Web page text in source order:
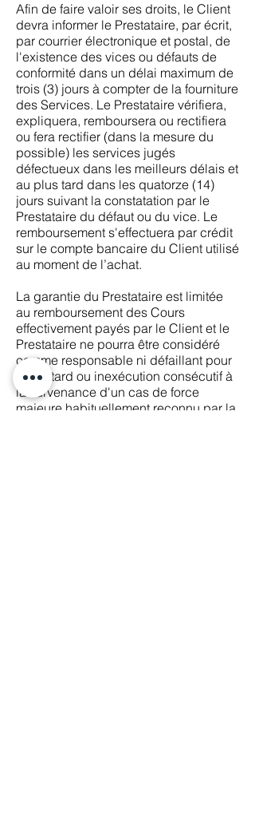
Afin de faire valoir ses droits, le Client
devra informer le Prestataire, par écrit,
par courrier électronique et postal, de
l'existence des vices ou défauts de
conformité dans un délai maximum de
trois (3) jours à compter de la fourniture
des Services. Le Prestataire vérifiera,
expliquera, remboursera ou rectifiera
ou fera rectifier (dans la mesure du
possible) les services jugés
défectueux dans les meilleurs délais et
au plus tard dans les quatorze (14)
jours suivant la constatation par le
Prestataire du défaut ou du vice. Le
remboursement s'effectuera par crédit
sur le compte bancaire du Client utilisé
au moment de l’achat.
La garantie du Prestataire est limitée
au remboursement des Cours
effectivement payés par le Client et le
Prestataire ne pourra être considéré
comme responsable ni défaillant pour
tout retard ou inexécution consécutif à
la survenance d'un cas de force
majeure habituellement reconnu par la